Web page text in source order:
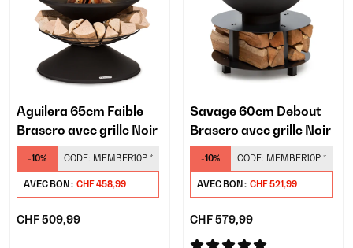
Aguilera 65cm Faible
Brasero avec grille Noir
-10% CODE: MEMBER10P *
AVEC BON : CHF 458,99
CHF 509,99
Savage 60cm Debout
Brasero avec grille Noir
-10% CODE: MEMBER10P *
AVEC BON : CHF 521,99
CHF 579,99